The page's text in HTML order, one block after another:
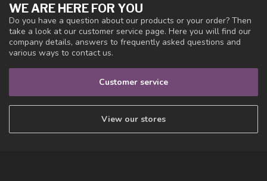
WE ARE HERE FOR YOU
Do you have a question about our products or your order? Then
take a look at our customer service page. Here you will find our
company details, answers to frequently asked questions and
various ways to contact us.
Customer service
View our stores